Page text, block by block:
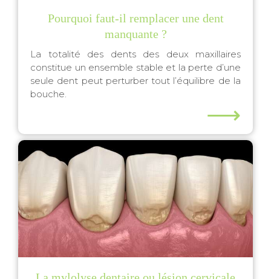
Pourquoi faut-il remplacer une dent
manquante ?
La totalité des dents des deux maxillaires
constitue un ensemble stable et la perte d’une
seule dent peut perturber tout l’équilibre de la
bouche.
⟶